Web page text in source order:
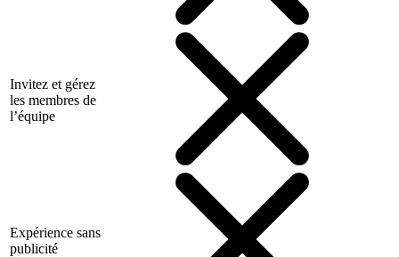
Invitez et gérez
les membres de
l’équipe
Expérience sans
publicité